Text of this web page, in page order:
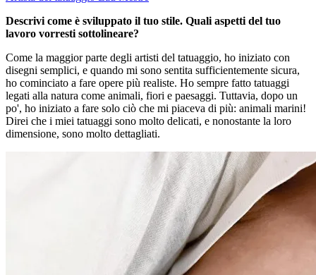
Descrivi come è sviluppato il tuo stile. Quali aspetti del tuo
lavoro vorresti sottolineare?
Come la maggior parte degli artisti del tatuaggio, ho iniziato con
disegni semplici, e quando mi sono sentita sufficientemente sicura,
ho cominciato a fare opere più realiste. Ho sempre fatto tatuaggi
legati alla natura come animali, fiori e paesaggi. Tuttavia, dopo un
po', ho iniziato a fare solo ciò che mi piaceva di più: animali marini!
Direi che i miei tatuaggi sono molto delicati, e nonostante la loro
dimensione, sono molto dettagliati.